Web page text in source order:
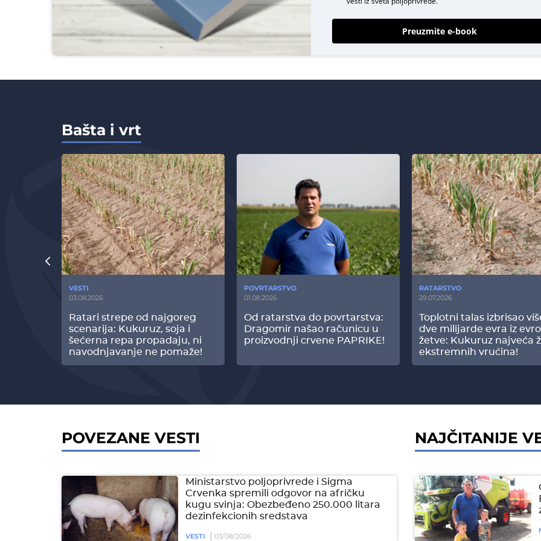
Preuzmite e-book
Bašta i vrt
VESTI
03.08.2026
Ratari strepe od najgoreg
scenarija: Kukuruz, soja i
šećerna repa propadaju, ni
navodnjavanje ne pomaže!
POVRTARSTVO
01.08.2026
Od ratarstva do povrtarstva:
Dragomir našao računicu u
proizvodnji crvene PAPRIKE!
RATARSTVO
29.07.2026
Toplotni talas izbrisao
dve milijarde evra iz
žetve: Kukuruz najveća
ekstremnih vrućina!
POVEZANE VESTI
Ministarstvo poljoprivrede i Sigma
Crvenka spremili odgovor na afričku
kugu svinja: Obezbeđeno 250.000 litara
dezinfekcionih sredstava
VESTI 03/08/2026
NAJČITANIJE